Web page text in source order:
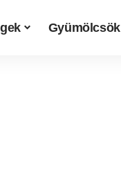
Gyümölcsök